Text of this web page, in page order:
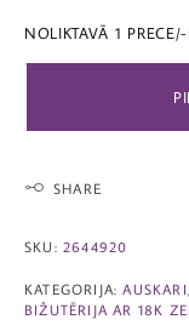
NOLIKTAVĀ 1 PRECE/-
SHARE
SKU: 2644920
KATEGORIJA:AUSKARI
BIŽUTĒRIJA AR 18K